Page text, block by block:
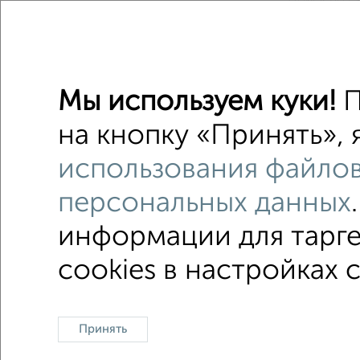
С
в
Однокомнатные Двухкомнатные
Контакты
Мы используем куки!
на кнопку «Принять»,
использования
персональных данных
информации для
cookies в настройках
Принять